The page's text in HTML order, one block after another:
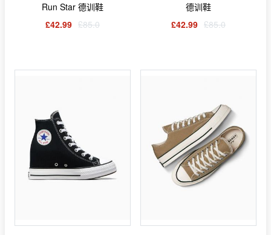
Run Star 德训鞋
£42.99 £85.0
德训鞋
£42.99 £85.0